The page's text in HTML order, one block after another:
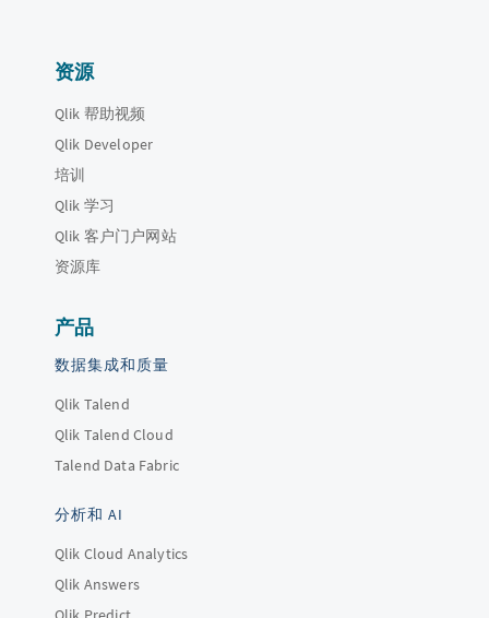
资源
Qlik 帮助视频
Qlik Developer
培训
Qlik 学习
Qlik 客户门户网站
资源库
产品
数据集成和质量
Qlik Talend
Qlik Talend Cloud
Talend Data Fabric
分析和 AI
Qlik Cloud Analytics
Qlik Answers